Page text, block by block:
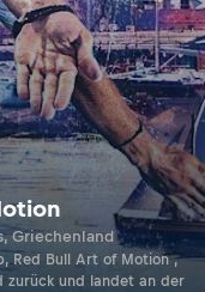
Griechenland
,
zurück und landet an der